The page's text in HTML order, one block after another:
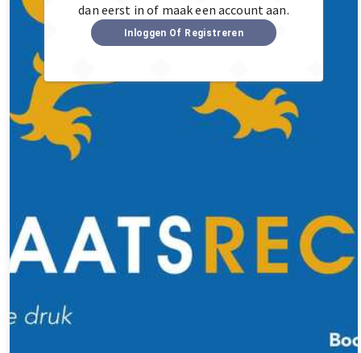
dan eerst in of maak een account aan.
Inloggen Of Registreren